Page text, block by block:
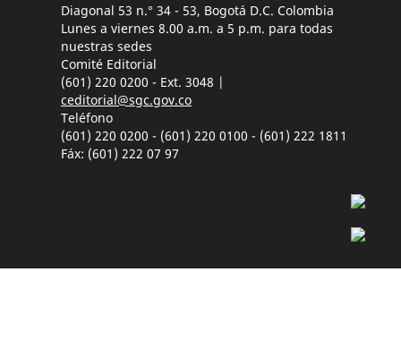
Diagonal 53 n.° 34 - 53, Bogotá D.C. Colombia
Lunes a viernes 8.00 a.m. a 5 p.m. para todas
nuestras sedes
Comité Editorial
(601) 220 0200 - Ext. 3048 |
ceditorial@sgc.gov.co
Teléfono
(601) 220 0200 - (601) 220 0100 - (601) 222 1811
Fáx: (601) 222 07 97